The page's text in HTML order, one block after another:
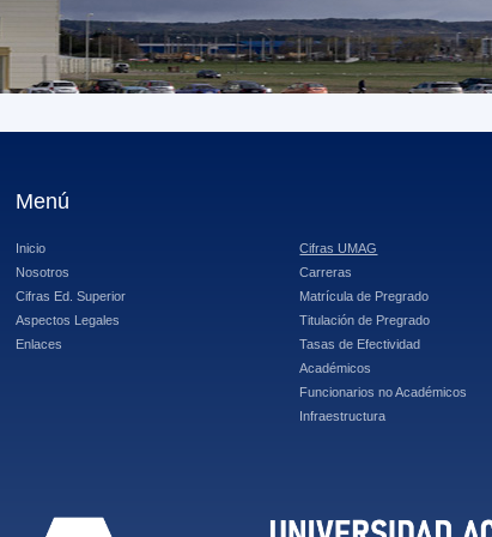
Menú
Inicio
Nosotros
Cifras Ed. Superior
Aspectos Legales
Enlaces
Cifras UMAG
Carreras
Matrícula de Pregrado
Titulación de Pregrado
Tasas de Efectividad
Académicos
Funcionarios no Académicos
Infraestructura